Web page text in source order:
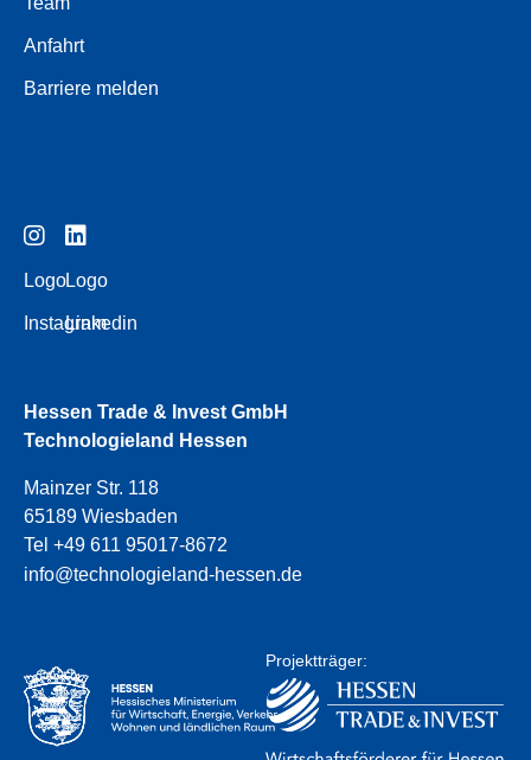
Anfahrt
Barriere melden
Logo
Instagram
Logo
Linkedin
Hessen Trade & Invest GmbH
Technologieland Hessen
Mainzer Str. 118
65189 Wiesbaden
Tel +49 611 95017-8672
info@technologieland-hessen.de
Projektträger: